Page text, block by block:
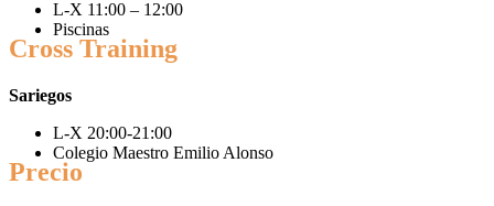
L-X 11:00 – 12:00
Piscinas
Cross Training
Sariegos
L-X 20:00-21:00
Colegio Maestro Emilio Alonso
Precio